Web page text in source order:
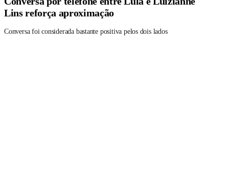
Lins reforça aproximação
Conversa foi considerada bastante positiva pelos dois lados